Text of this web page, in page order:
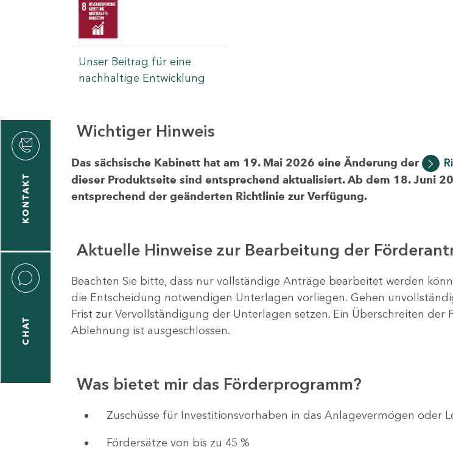
Unser Beitrag für eine
nachhaltige Entwicklung
KONTAKT
CHAT
Wichtiger Hinweis
Das sächsische Kabinett hat am 19. Mai 2026 eine Änderung der
dieser Produktseite sind entsprechend aktualisiert. Ab dem 18. Juni
entsprechend der geänderten Richtlinie zur Verfügung.
Aktuelle Hinweise zur Bearbeitung der
Beachten Sie bitte, dass nur vollständige Anträge bearbeitet werden
die Entscheidung notwendigen Unterlagen vorliegen. Gehen
Frist zur Vervollständigung der Unterlagen setzen. Ein Überschreiten
Ablehnung ist ausgeschlossen.
Was bietet mir das Förderprogramm?
​​​​​​Zuschüsse für Investitionsvorhaben in das Anlagevermögen oder
Fördersätze von bis zu 45 %